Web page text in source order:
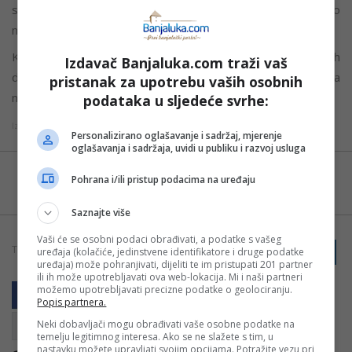
stigle”. U prevodu – nešto će se desiti, jer je stigao
nenajavljen, piše
Kada bismo bacili pogled na meteo podatke iz prethodnih
decenija, došli bismo do zaključka da se pojedina vjerovanja
nekad i obistine.
Možete nas pratiti i putem aplikacije za
Android
TAGOVI: NARODNA VJEROVANJA SNIJEG PRIJAVI GREŠKU
Izdavač Banjaluka.com traži vaš
pristanak za upotrebu vaših osobnih
podataka u sljedeće svrhe:
Personalizirano oglašavanje i sadržaj, mjerenje
oglašavanja i sadržaja, uvidi u publiku i razvoj usluga
Pohrana i/ili pristup podacima na uređaju
Saznajte više
Vaši će se osobni podaci obrađivati, a podatke s vašeg
uređaja (kolačiće, jedinstvene identifikatore i druge podatke
uređaja) može pohranjivati, dijeliti te im pristupati 201 partner
ili ih može upotrebljavati ova web-lokacija. Mi i naši partneri
možemo upotrebljavati precizne podatke o geolociranju.
Popis partnera.
Neki dobavljači mogu obrađivati vaše osobne podatke na
temelju legitimnog interesa. Ako se ne slažete s tim, u
nastavku možete upravljati svojim opcijama. Potražite vezu pri